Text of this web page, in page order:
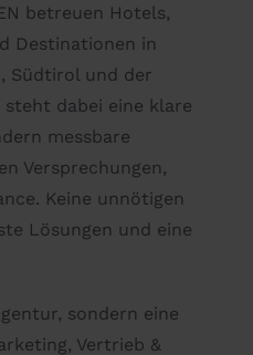
betreuen Hotels,
Destinationen in
Südtirol und der
dabei eine klare
messbare
Versprechungen,
Keine unnötigen
Lösungen und eine
sondern eine
Vertrieb &